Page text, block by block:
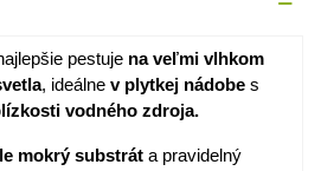
pestuje na veľmi vlhkom
, ideálne v plytkej nádobe s
vodného zdroja.
mokrý substrát a pravidelný